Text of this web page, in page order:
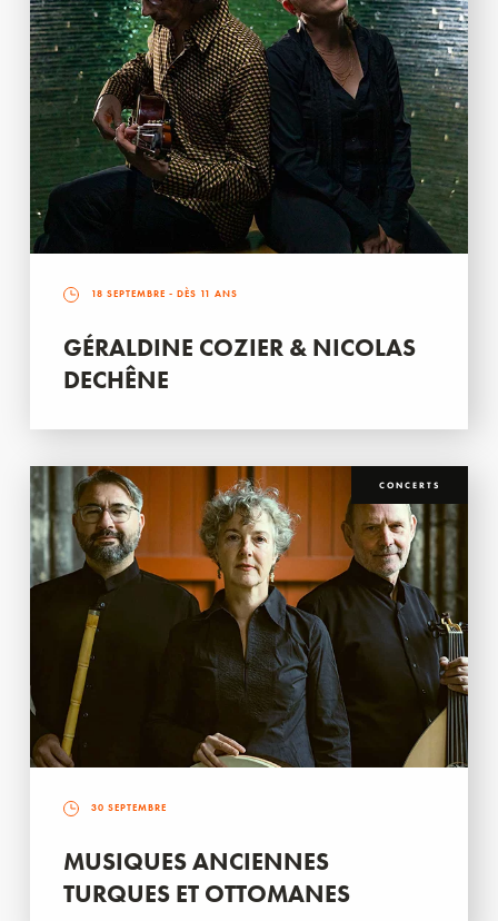
18 SEPTEMBRE - DÈS 11 ANS
GÉRALDINE COZIER & NICOLAS
DECHÊNE
CONCERTS
30 SEPTEMBRE
MUSIQUES ANCIENNES
TURQUES ET OTTOMANES